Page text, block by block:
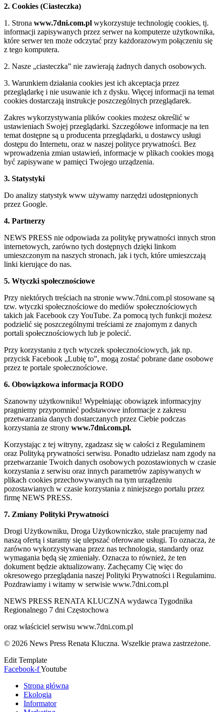
2. Cookies (Ciasteczka)
1. Strona www.7dni.com.pl wykorzystuje technologię cookies, tj.
informacji zapisywanych przez serwer na komputerze użytkownika,
które serwer ten może odczytać przy każdorazowym połączeniu się
z tego komputera.
2. Nasze „ciasteczka” nie zawierają żadnych danych osobowych.
3. Warunkiem działania cookies jest ich akceptacja przez
przeglądarkę i nie usuwanie ich z dysku. Więcej informacji na temat
cookies dostarczają instrukcje poszczególnych przeglądarek.
Zakres wykorzystywania plików cookies możesz określić w
ustawieniach Swojej przeglądarki. Szczegółowe informacje na ten
temat dostępne są u producenta przeglądarki, u dostawcy usługi
dostępu do Internetu, oraz w naszej polityce prywatności. Bez
wprowadzenia zmian ustawień, informacje w plikach cookies mogą
być zapisywane w pamięci Twojego urządzenia.
3. Statystyki
Do analizy statystyk www używamy narzędzi udostępnionych
przez Google.
4. Partnerzy
NEWS PRESS nie odpowiada za politykę prywatności innych stron
internetowych, zarówno tych dostępnych dzięki linkom
umieszczonym na naszych stronach, jak i tych, które umieszczają
linki kierujące do nas.
5. Wtyczki społecznościowe
Przy niektórych treściach na stronie www.7dni.com.pl stosowane są
tzw. wtyczki społecznościowe do mediów społecznościowych
takich jak Facebook czy YouTube. Za pomocą tych funkcji możesz
podzielić się poszczególnymi treściami ze znajomym z danych
portali społecznościowych lub je polecić.
Przy korzystaniu z tych wtyczek społecznościowych, jak np.
przycisk Facebook „Lubię to”, mogą zostać pobrane dane osobowe
przez te portale społecznościowe.
6. Obowiązkowa informacja RODO
Szanowny użytkowniku! Wypełniając obowiązek informacyjny
pragniemy przypomnieć podstawowe informacje z zakresu
przetwarzania danych dostarczanych przez Ciebie podczas
korzystania ze strony www.7dni.com.pl.
Korzystając z tej witryny, zgadzasz się w całości z Regulaminem
oraz Polityką prywatności serwisu. Ponadto udzielasz nam zgody na
przetwarzanie Twoich danych osobowych pozostawionych w czasie
korzystania z serwisu oraz innych parametrów zapisywanych w
plikach cookies przechowywanych na tym urządzeniu
pozostawianych w czasie korzystania z niniejszego portalu przez
firmę NEWS PRESS.
7. Zmiany Polityki Prywatności
Drogi Użytkowniku, Droga Użytkowniczko, stale pracujemy nad
naszą ofertą i staramy się ulepszać oferowane usługi. To oznacza, że
zarówno wykorzystywana przez nas technologia, standardy oraz
wymagania będą się zmieniały. Oznacza to również, że ten
dokument będzie aktualizowany. Zachęcamy Cię więc do
okresowego przeglądania naszej Polityki Prywatności i Regulaminu.
Pozdrawiamy i witamy w serwisie www.7dni.com.pl
NEWS PRESS RENATA KLUCZNA wydawca Tygodnika
Regionalnego 7 dni Częstochowa
oraz właściciel serwisu www.7dni.com.pl
© 2026 News Press Renata Kluczna. Wszelkie prawa zastrzeżone.
Edit Template
Facebook-fYoutube
Strona główna
Ekologia
Informator